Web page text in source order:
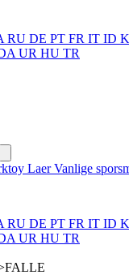
RU DE PT FR IT ID
UR HU TR
LaerVanlige
RU DE PT FR IT ID
UR HU TR
FALLE